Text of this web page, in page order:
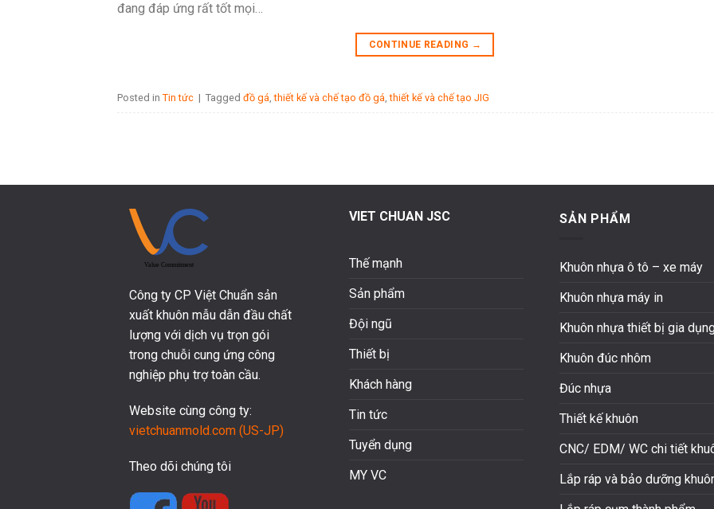
đang đáp ứng rất tốt mọi…
CONTINUE READING →
Posted in Tin tức | Tagged đồ gá,thiết kế và chế tạo đồ gá,thiết kế và chế tạo JIG
Công ty CP Việt Chuẩn sản
xuất khuôn mẫu dẫn đầu chất
lượng với dịch vụ trọn gói
trong chuỗi cung ứng công
nghiệp phụ trợ toàn cầu.
Website cùng công ty:
vietchuanmold.com (US-JP)
Theo dõi chúng tôi
VIET CHUAN JSC
Thế mạnh
Sản phẩm
Đội ngũ
Thiết bị
Khách hàng
Tin tức
Tuyển dụng
MY VC
SẢN PHẨM
Khuôn nhựa ô tô – xe máy
Khuôn nhựa máy in
Khuôn nhựa thiết bị gia
Khuôn đúc nhôm
Đúc nhựa
Thiết kế khuôn
CNC/ EDM/ WC chi tiết
Lắp ráp và bảo dưỡng